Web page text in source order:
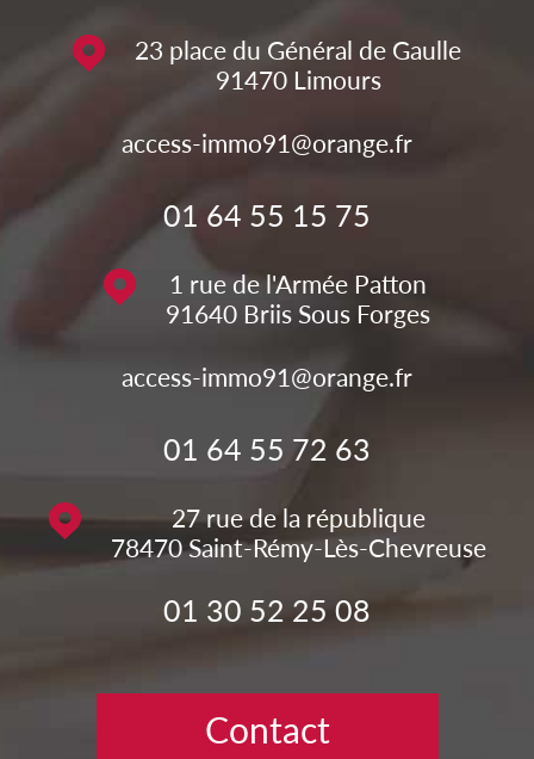
23 place du Général de Gaulle
91470 Limours
access-immo91@orange.fr
01 64 55 15 75
1 rue de l'Armée Patton
91640 Briis Sous Forges
access-immo91@orange.fr
01 64 55 72 63
27 rue de la république
78470 Saint-Rémy-Lès-Chevreuse
01 30 52 25 08
Contact